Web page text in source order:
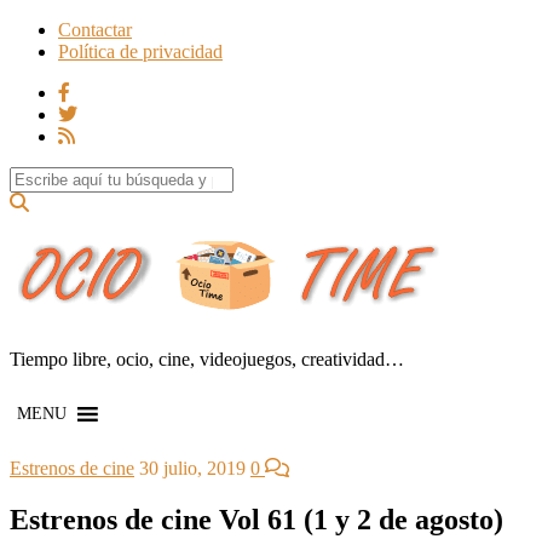
Contactar
Política de privacidad
Search for:
Tiempo libre, ocio, cine, videojuegos, creatividad…
MENU
Estrenos de cine 30 julio, 2019 0
Estrenos de cine Vol 61 (1 y 2 de agosto)